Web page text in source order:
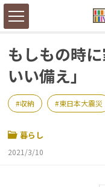
もしもの時
いい備え」
収納 東日本大震災
暮らし
2021/3/10